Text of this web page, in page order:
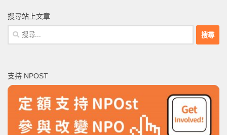
搜尋站上文章
搜
尋
字:
支持 NPOST